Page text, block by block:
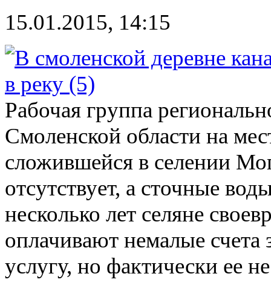
15.01.2015, 14:15
Рабочая группа
Смоленской области на
сложившейся в селении
отсутствует, а сточные
несколько лет селяне
оплачивают немалые
услугу, но фактически ее